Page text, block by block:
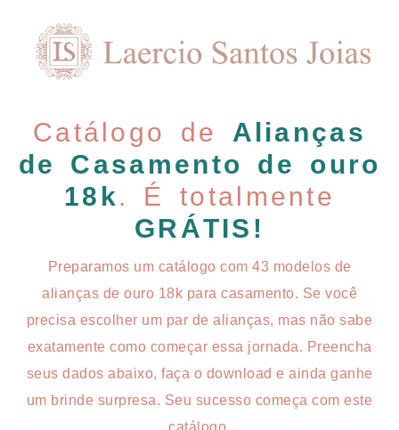
Catálogo de Alianças
de Casamento de ouro
18k. É totalmente
GRÁTIS!
Preparamos um catálogo com 43 modelos de
alianças de ouro 18k para casamento. Se você
precisa escolher um par de alianças, mas não sabe
exatamente como começar essa jornada. Preencha
seus dados abaixo, faça o download e ainda ganhe
um brinde surpresa. Seu sucesso começa com este
catálogo.